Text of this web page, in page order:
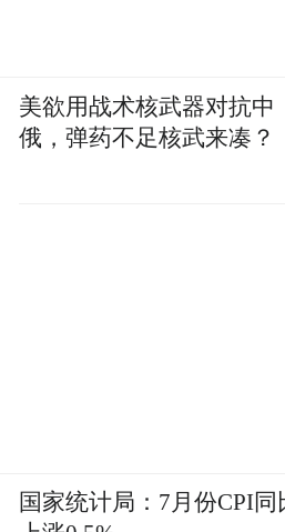
美欲用战术核武器对抗中
俄，弹药不足核武来凑？
国家统计局：7月份CPI同